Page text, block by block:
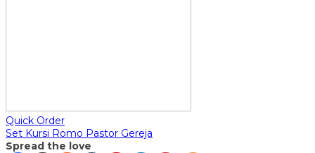
Quick Order
Set Kursi Romo Pastor Gereja
Spread the love